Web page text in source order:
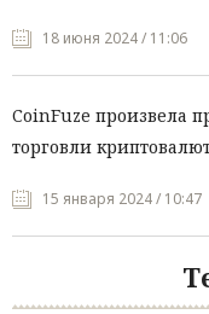
18 июня 2024 / 11:06
CoinFuze произвела
торговли
15 января 2024 / 10:47